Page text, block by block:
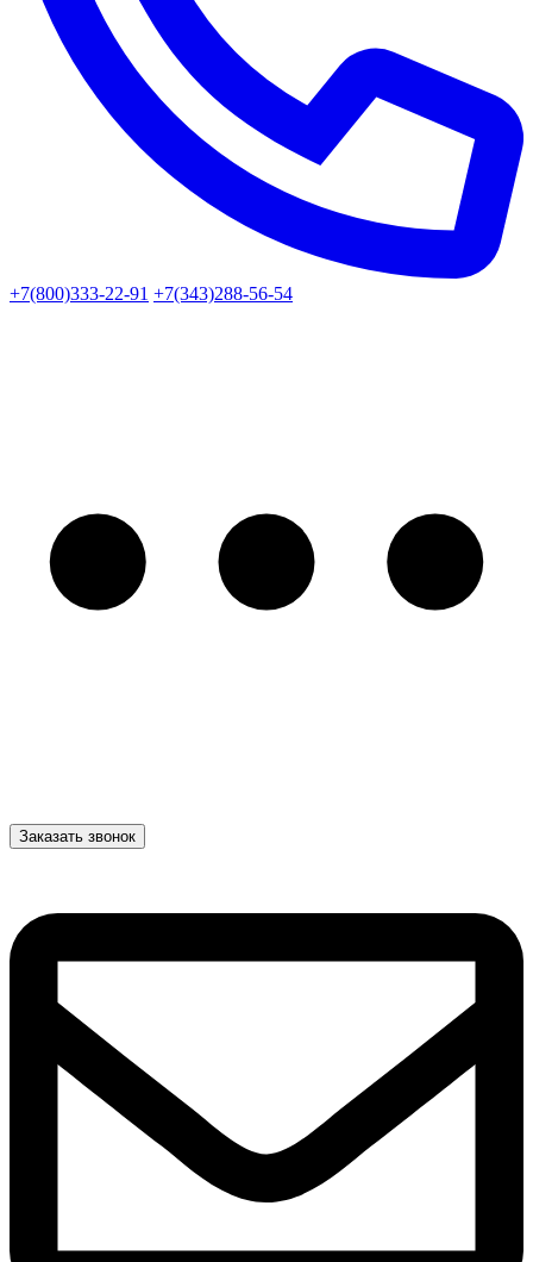
+7(800)333-22-91 +7(343)288-56-54
Заказать звонок